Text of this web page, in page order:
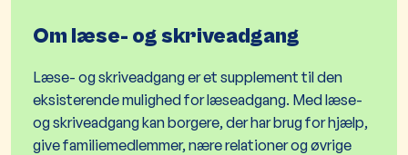
Om læse- og skriveadgang
Læse- og skriveadgang er et supplement til den
eksisterende mulighed for læseadgang. Med læse-
og skriveadgang kan borgere, der har brug for hjælp,
give familiemedlemmer, nære relationer og øvrige